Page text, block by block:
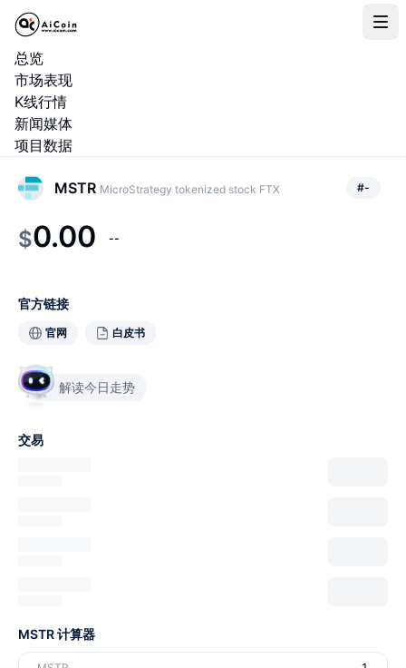
总览
市场表现
K线行情
新闻媒体
项目数据
MSTR MicroStrategy tokenized stock FTX #-
$0.00 --
官方链接
官网 白皮书
解读今日走势
交易
MSTR 计算器